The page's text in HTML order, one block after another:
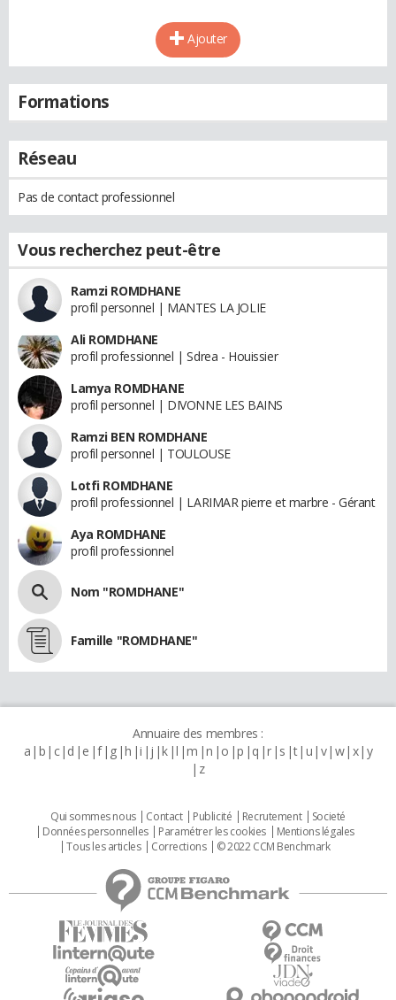
Ajouter
Formations
Réseau
Pas de contact professionnel
Vous recherchez peut-être
Ramzi ROMDHANE
profil personnel | MANTES LA JOLIE
Ali ROMDHANE
profil professionnel | Sdrea - Houissier
Lamya ROMDHANE
profil personnel | DIVONNE LES BAINS
Ramzi BEN ROMDHANE
profil personnel | TOULOUSE
Lotfi ROMDHANE
profil professionnel | LARIMAR pierre et marbre - Gérant
Aya ROMDHANE
profil professionnel
Nom "ROMDHANE"
Famille "ROMDHANE"
Annuaire des membres :
a b c d e f g h i j k l m n o p q r s t u v w x y
z
Qui sommes nous Contact Publicité Recrutement
Societé
Données personnelles
Paramétrer les cookies
Mentions légales
Tous les articles
Corrections © 2022 CCM Benchmark